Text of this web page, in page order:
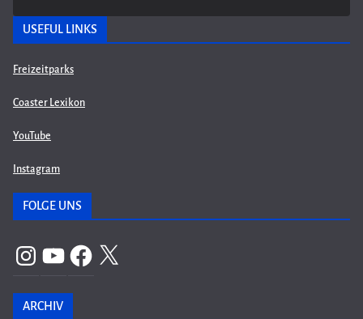
USEFUL LINKS
Freizeitparks
Coaster Lexikon
YouTube
Instagram
FOLGE UNS
InstagramYouTubeFacebook
X
ARCHIV